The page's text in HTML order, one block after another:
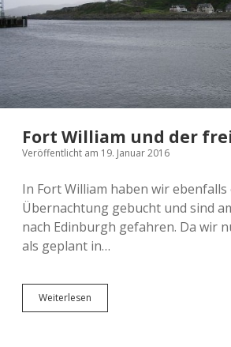
Fort William und der
Veröffentlicht am 19. Januar 2016
In Fort William haben wir ebenfalls
Übernachtung gebucht und sind
nach Edinburgh gefahren. Da wir
als geplant in…
Weiterlesen
William